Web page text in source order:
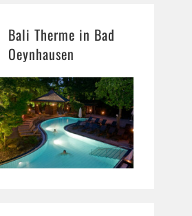
Bali Therme in Bad
Oeynhausen